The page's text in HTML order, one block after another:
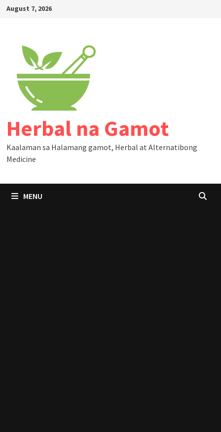
Skip
August 7, 2026
Herbal na Gamot
Kaalaman sa Halamang gamot, Herbal at Alternatibong
Medicine
MENU